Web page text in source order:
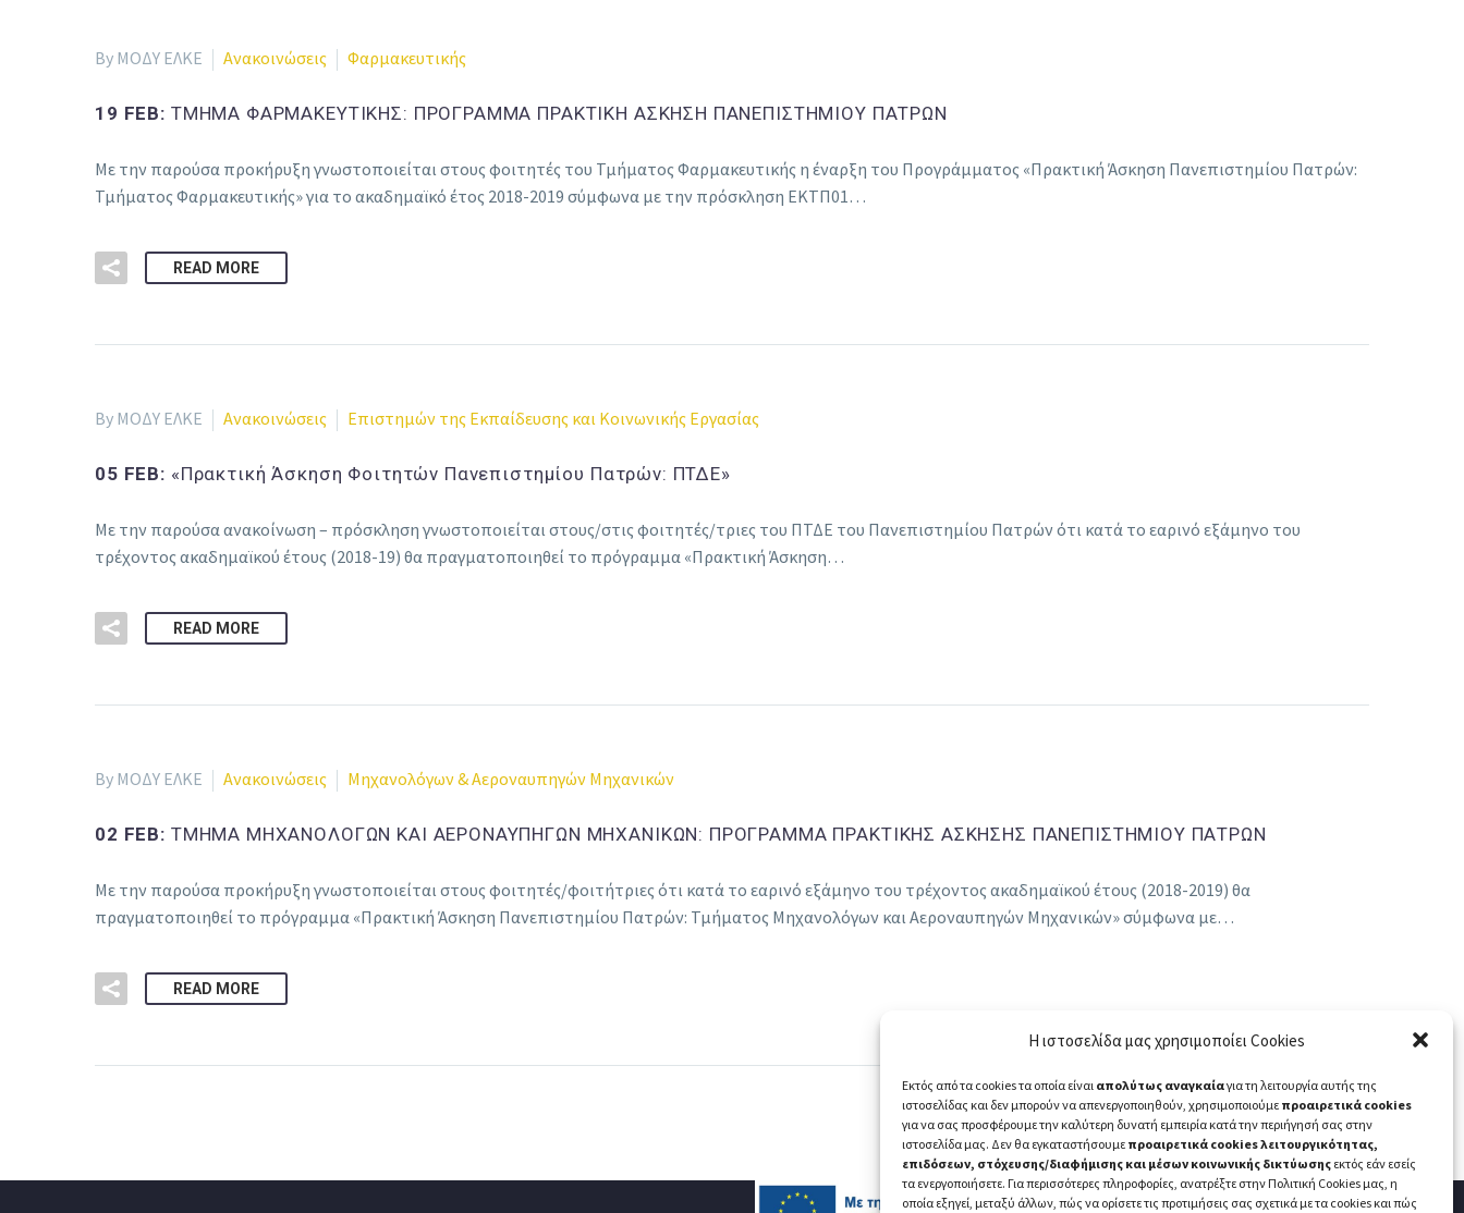
Η ιστοσελίδα μας χρησιμοποίει Cookies
Εκτός από τα cookies τα οποία είναι απολύτως αναγκαίαγια τη λειτουργία αυτής της
ιστοσελίδας και δεν μπορούν να απενεργοποιηθούν, χρησιμοποιούμε προαιρετικά cookies
για να σας προσφέρουμε την καλύτερη δυνατή εμπειρία κατά την περιήγησή σας στην
ιστοσελίδα μας. Δεν θα εγκαταστήσουμε προαιρετικά cookies λειτουργικότητας,
επιδόσεων, στόχευσης/διαφήμισης και μέσων κοινωνικής δικτύωσης εκτός εάν εσείς
τα ενεργοποιήσετε. Για περισσότερες πληροφορίες, ανατρέξτε στην Πολιτική Cookies μας, η
οποία εξηγεί, μεταξύ άλλων, πώς να ορίσετε τις προτιμήσεις σας σχετικά με τα cookies και πώς
By ΜΟΔΥ ΕΛΚΕ Ανακοινώσεις Φαρμακευτικής
19 FEB: ΤΜΗΜΑ ΦΑΡΜΑΚΕΥΤΙΚΗΣ: ΠΡΟΓΡΑΜΜΑ ΠΡΑΚΤΙΚΗ ΑΣΚΗΣΗ ΠΑΝΕΠΙΣΤΗΜΙΟΥ ΠΑΤΡΩΝ
Με την παρούσα προκήρυξη γνωστοποιείται στους φοιτητές του Τμήματος Φαρμακευτικής η έναρξη του Προγράμματος «Πρακτική Άσκηση Πανεπιστημίου Πατρών:
Τμήματος Φαρμακευτικής» για το ακαδημαϊκό έτος 2018-2019 σύμφωνα με την πρόσκληση ΕΚΤΠ01…
READ MORE
By ΜΟΔΥ ΕΛΚΕ Ανακοινώσεις Επιστημών της Εκπαίδευσης και Κοινωνικής Εργασίας
05 FEB: «Πρακτική Άσκηση Φοιτητών Πανεπιστημίου Πατρών: ΠΤΔΕ»
Με την παρούσα ανακοίνωση – πρόσκληση γνωστοποιείται στους/στις φοιτητές/τριες του ΠΤΔΕ του Πανεπιστημίου Πατρών ότι κατά το εαρινό εξάμηνο του
τρέχοντος ακαδημαϊκού έτους (2018-19) θα πραγματοποιηθεί το πρόγραμμα «Πρακτική Άσκηση…
READ MORE
By ΜΟΔΥ ΕΛΚΕ Ανακοινώσεις Μηχανολόγων & Αεροναυπηγών Μηχανικών
02 FEB: ΤΜΗΜΑ ΜΗΧΑΝΟΛΟΓΩΝ ΚΑΙ ΑΕΡΟΝΑΥΠΗΓΩΝ ΜΗΧΑΝΙΚΩΝ: ΠΡΟΓΡΑΜΜΑ ΠΡΑΚΤΙΚΗΣ ΑΣΚΗΣΗΣ ΠΑΝΕΠΙΣΤΗΜΙΟΥ ΠΑΤΡΩΝ
Με την παρούσα προκήρυξη γνωστοποιείται στους φοιτητές/φοιτήτριες ότι κατά το εαρινό εξάμηνο του τρέχοντος ακαδημαϊκού έτους (2018-2019) θα
πραγματοποιηθεί το πρόγραμμα «Πρακτική Άσκηση Πανεπιστημίου Πατρών: Τμήματος Μηχανολόγων και Αεροναυπηγών Μηχανικών» σύμφωνα με…
READ MORE